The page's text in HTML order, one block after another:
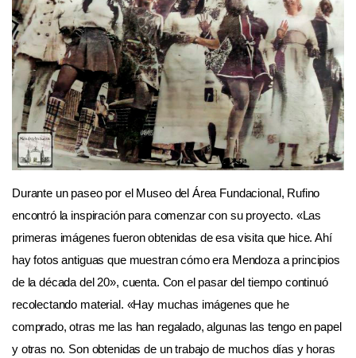
Durante un paseo por el Museo del Área Fundacional, Rufino
encontró la inspiración para comenzar con su proyecto. «Las
primeras imágenes fueron obtenidas de esa visita que hice. Ahí
hay fotos antiguas que muestran cómo era Mendoza a principios
de la década del 20», cuenta. Con el pasar del tiempo continuó
recolectando material. «Hay muchas imágenes que he
comprado, otras me las han regalado, algunas las tengo en papel
y otras no. Son obtenidas de un trabajo de muchos días y horas